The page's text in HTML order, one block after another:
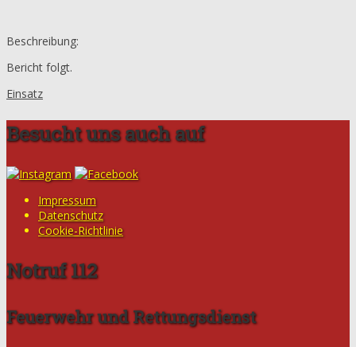
Beschreibung:
Bericht folgt.
Einsatz
Besucht uns auch auf
Impressum
Datenschutz
Cookie-Richtlinie
Notruf 112
Feuerwehr und Rettungsdienst